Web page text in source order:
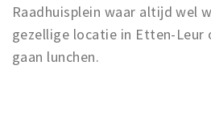
Raadhuisplein waar altijd wel
gezellige locatie in Etten-Leur
gaan lunchen.